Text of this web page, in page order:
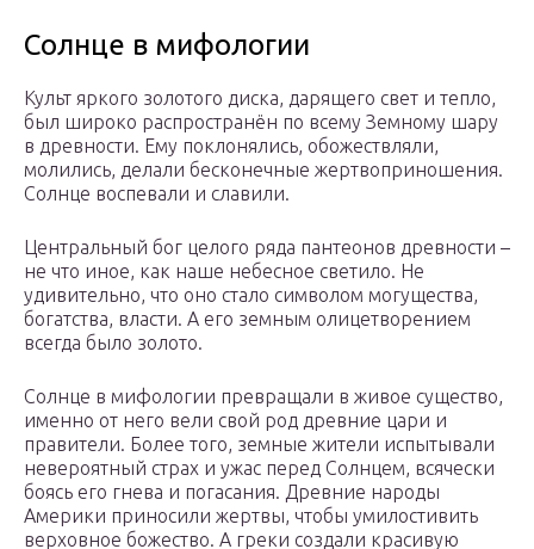
Солнце в мифологии
Культ яркого золотого диска, дарящего свет и тепло,
был широко распространён по всему Земному шару
в древности. Ему поклонялись, обожествляли,
молились, делали бесконечные жертвоприношения.
Солнце воспевали и славили.
Центральный бог целого ряда пантеонов древности –
не что иное, как наше небесное светило. Не
удивительно, что оно стало символом могущества,
богатства, власти. А его земным олицетворением
всегда было золото.
Солнце в мифологии превращали в живое существо,
именно от него вели свой род древние цари и
правители. Более того, земные жители испытывали
невероятный страх и ужас перед Солнцем, всячески
боясь его гнева и погасания. Древние народы
Америки приносили жертвы, чтобы умилостивить
верховное божество. А греки создали красивую